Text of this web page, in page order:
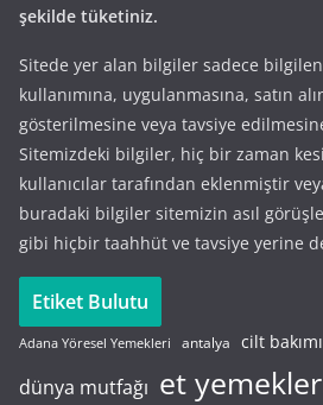
şekilde tüketiniz.
Sitede yer alan bilgiler sadece
kullanımına, uygulanmasına, satın
gösterilmesine veya tavsiye
Sitemizdeki bilgiler, hiç bir zaman
kullanıcılar tarafından eklenmiştir
buradaki bilgiler sitemizin asıl
gibi hiçbir taahhüt ve tavsiye yerine
Etiket Bulutu
Adana Yöresel Yemekleri antalya cilt bakımı
dünya mutfağı et